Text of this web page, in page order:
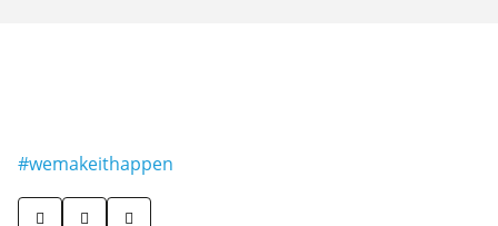
#wemakeithappen